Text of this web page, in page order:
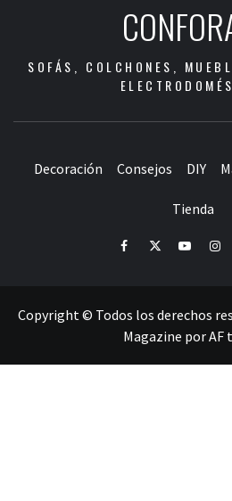
SOFÁS, COLCHONES,
Decoración Consejos DIY
Tienda
FacebookTwitterYoutube
Copyright © Todos los derechos
Magazine porAF